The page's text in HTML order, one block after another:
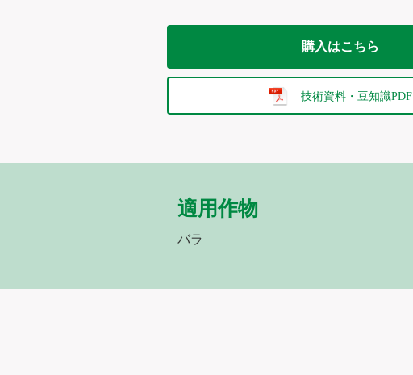
購入はこちら
技術資料・豆知識PDF
適用作物
バラ